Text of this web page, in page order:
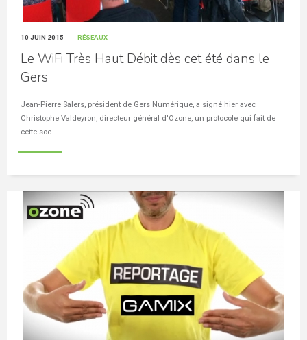
10 JUIN 2015 RÉSEAUX
Le WiFi Très Haut Débit dès cet été dans le
Gers
Jean-Pierre Salers, président de Gers Numérique, a signé hier avec
Christophe Valdeyron, directeur général d'Ozone, un protocole qui fait de
cette soc...